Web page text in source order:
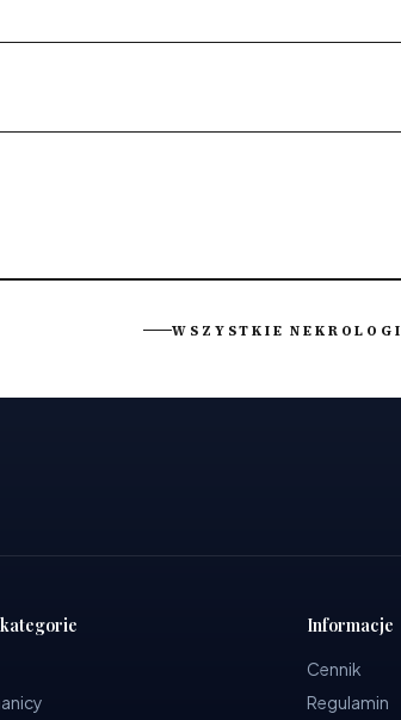
WSZYSTKIE NEKROLOGI
Informacje
Cennik
Regulamin